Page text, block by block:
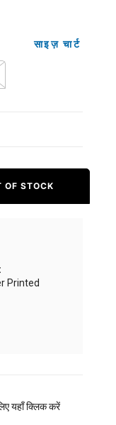
साइज़ चार्ट
OF STOCK
Printed
यहाँ क्लिक करें